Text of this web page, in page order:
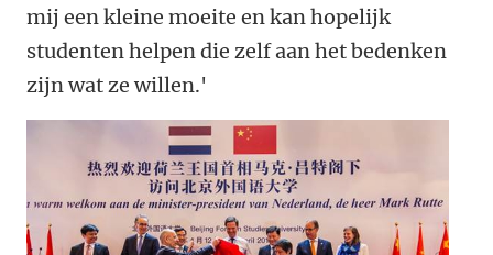
mij een kleine moeite en kan hopelijk
studenten helpen die zelf aan het bedenken
zijn wat ze willen.'